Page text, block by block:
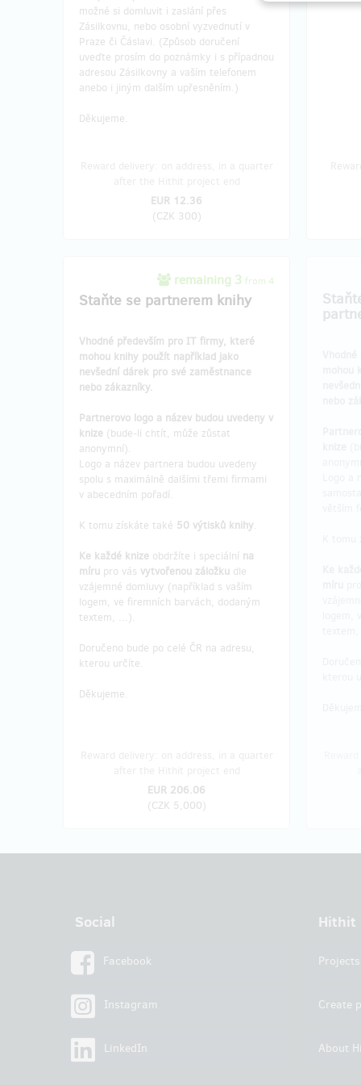
možné si domluvit i zaslání přes
Zásilkovnu, nebo osobní vyzvednutí v
Praze či Čáslavi. (Způsob doručení
uveďte prosím do poznámky i s případnou
adresou Zásilkovny a vaším telefonem
anebo i jiným dalším upřesněním.)
Děkujeme.
EUR 12.36
(CZK 300)
remaining 3 from 4
Staňte se partnerem knihy
Vhodné především pro IT firmy, které
mohou knihy použít například jako
nevšední dárek pro své zaměstnance
nebo zákazníky.
Partnerovo logo a název budou uvedeny v
knize (bude-li chtít, může zůstat
anonymní).
Logo a název partnera budou uvedeny
spolu s maximálně dalšími třemi firmami
v abecedním pořadí.
K tomu získáte také 50 výtisků knihy.
Ke každé knize obdržíte i speciální na
míru pro vás vytvořenou záložku dle
vzájemné domluvy (například s vaším
logem, ve firemních barvách, dodaným
textem, ...).
Doručeno bude po celé ČR na adresu,
kterou určíte.
Děkujeme.
EUR 206.06
(CZK 5,000)
Social
Facebook
Instagram
LinkedIn
Hithit
Projects
Create
About